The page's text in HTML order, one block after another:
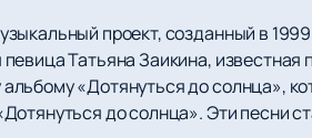
проект, созданный в
Татьяна Заикина,
«Дотянуться до солнца»,
до солнца». Эти песни